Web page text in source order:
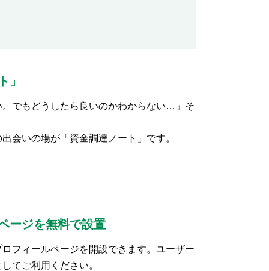
」
でもどうしたら良いのかわからない…」そ
会いの場が「資金調達ノート」です。
ージを無料で設置
フィールページを開設できます。ユーザー
てご利用ください。